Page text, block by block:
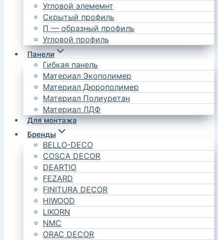
Угловой элемемнт
Скрытый профиль
П — образный профиль
Угловой профиль
Панели
Гибкая панель
Материал Экополимер
Материал Дюрополимер
Материал Полиуретан
Материал ЛДФ
Для монтажа
Бренды
BELLO-DECO
COSCA DECOR
DEARTIO
FEZARD
FINITURA DECOR
HIWOOD
LIKORN
NMC
ORAC DECOR